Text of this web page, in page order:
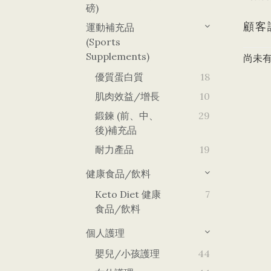
磅)
運動補充品
(Sports
Supplements)
優質蛋白質
18
肌肉效益/增長
10
鍛鍊 (前、中、
後)補充品
29
耐力產品
19
健康食品/飲料
Keto Diet 健康
食品/飲料
7
個人護理
嬰兒/小孩護理
44
顧客
尚未